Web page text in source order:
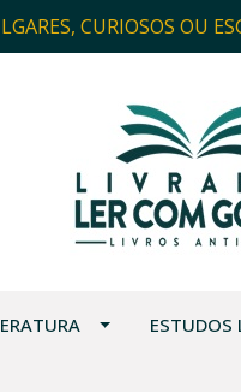
CURIOSOS OU
ESTUDOS